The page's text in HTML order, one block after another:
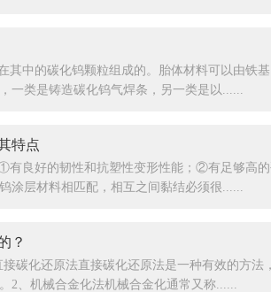
其中的碳化钨颗粒组成的。胎体材料可以由铁
一类是铸造碳化钨气焊条，另一类是以......
特点
有良好的韧性和抗塑性变形性能；②有足够高
涂层材料相匹配，相互之间黏结必须很......
？
碳化还原法直接碳化还原法是一种有效的方法
2、机械合金化法机械合金化通常又称......